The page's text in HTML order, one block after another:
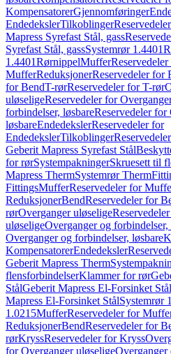
KompensatorerGjennomføringer
EndedekslerTilkoblinger
Mapress Syrefast Stål, gass
Syrefast Stål, gassSystemrør 1.4401
1.4401RørnippelMuffer
MufferReduksjonerReservedeler for
for BendT-rørReservedeler for T-rør
uløseligeReservedeler for
forbindelser, løsbareReservedeler for
løsbareEndedekslerReservedeler for
EndedekslerTilkoblinger
Geberit Mapress Syrefast Stål
for rørSystempakningerSkruesett til
Mapress ThermSystemrør Therm
FittingsMufferReservedeler for
ReduksjonerBendReservedeler for
rørOverganger uløselige
uløseligeOverganger og forbindelser,
Overganger og forbindelser, løsbare
KompensatorerEndedeksler
Geberit Mapress Therm
flensforbindelserKlammer for rør
StålGeberit Mapress El-Forsinket Stål
Mapress El-Forsinket StålSystemrør
1.0215MufferReservedeler for
ReduksjonerBendReservedeler for
rørKryssReservedeler for Kryss
for Overganger uløseligeOverganger